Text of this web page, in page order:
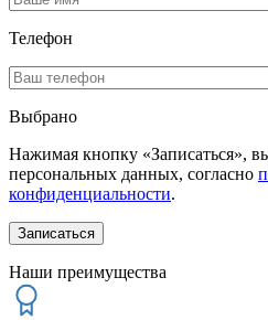
Телефон
Выбрано
Нажимая кнопку «Записаться»,
персональных данных, согласно
конфиденциальности.
Наши преимущества